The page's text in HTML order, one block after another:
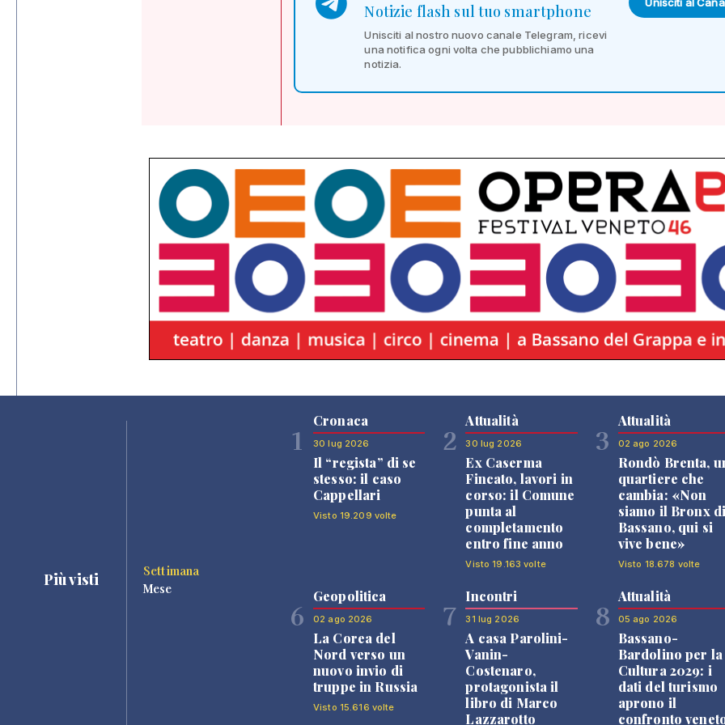
Notizie flash sul tuo smartphone
Unisciti al nostro nuovo canale Telegram, ricevi
una notifica ogni volta che pubblichiamo una
notizia.
Più visti
Settimana
Mese
1
Cronaca
30 lug 2026
Il “regista” di se
stesso: il caso
Cappellari
Visto 19.209 volte
2
Attualità
30 lug 2026
Ex Caserma
Fincato, lavori in
corso: il Comune
punta al
completamento
entro fine anno
Visto 19.163 volte
3
Attualità
02 ago 2026
Rondò Brenta,
quartiere che
cambia: «Non
siamo il Bronx
Bassano, qui si
vive bene»
Visto 18.678 volte
6
Geopolitica
02 ago 2026
La Corea del
Nord verso un
nuovo invio di
truppe in Russia
Visto 15.616 volte
7
Incontri
31 lug 2026
A casa Parolini-
Vanin-
Costenaro,
protagonista il
libro di Marco
Lazzarotto
8
Attualità
05 ago 2026
Bassano-
Bardolino per la
Cultura 2029: i
dati del turismo
aprono il
confronto